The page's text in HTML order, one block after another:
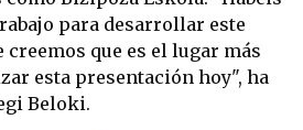
para desarrollar este
que es el lugar más
esta presentación hoy", ha
Beloki.